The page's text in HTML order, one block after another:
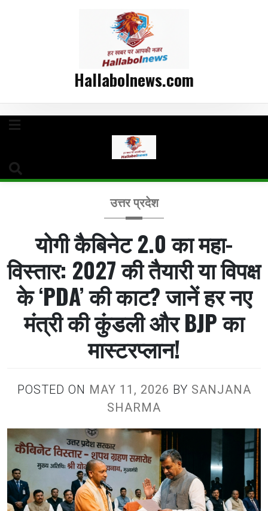
Hallabolnews.com
उत्तर प्रदेश
योगी कैबिनेट 2.0 का महा-
विस्तार: 2027 की तैयारी या विपक्ष
के ‘PDA’ की काट? जानें हर नए
मंत्री की कुंडली और BJP का
मास्टरप्लान!
POSTED ON MAY 11, 2026 BY SANJANA
SHARMA